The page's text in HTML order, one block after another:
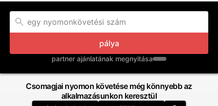
pálya
partner ajánlatának megnyitása
Csomagjai nyomon követése még könnyebb az
alkalmazásunkon keresztül